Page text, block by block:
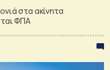
στα ακίνητα
ΦΠΑ